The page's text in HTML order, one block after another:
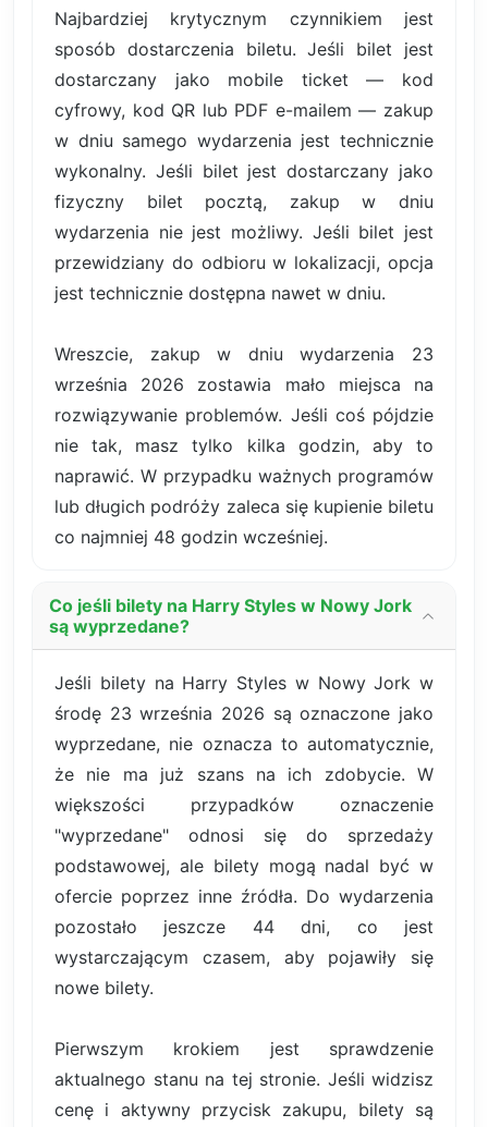
Najbardziej krytycznym czynnikiem jest
sposób dostarczenia biletu. Jeśli bilet jest
dostarczany jako mobile ticket — kod
cyfrowy, kod QR lub PDF e-mailem — zakup
w dniu samego wydarzenia jest technicznie
wykonalny. Jeśli bilet jest dostarczany jako
fizyczny bilet pocztą, zakup w dniu
wydarzenia nie jest możliwy. Jeśli bilet jest
przewidziany do odbioru w lokalizacji, opcja
jest technicznie dostępna nawet w dniu.
Wreszcie, zakup w dniu wydarzenia 23
września 2026 zostawia mało miejsca na
rozwiązywanie problemów. Jeśli coś pójdzie
nie tak, masz tylko kilka godzin, aby to
naprawić. W przypadku ważnych programów
lub długich podróży zaleca się kupienie biletu
co najmniej 48 godzin wcześniej.
Co jeśli bilety na Harry Styles w Nowy Jork
są wyprzedane?
Jeśli bilety na Harry Styles w Nowy Jork w
środę 23 września 2026 są oznaczone jako
wyprzedane, nie oznacza to automatycznie,
że nie ma już szans na ich zdobycie. W
większości przypadków oznaczenie
"wyprzedane" odnosi się do sprzedaży
podstawowej, ale bilety mogą nadal być w
ofercie poprzez inne źródła. Do wydarzenia
pozostało jeszcze 44 dni, co jest
wystarczającym czasem, aby pojawiły się
nowe bilety.
Pierwszym krokiem jest sprawdzenie
aktualnego stanu na tej stronie. Jeśli widzisz
cenę i aktywny przycisk zakupu, bilety są